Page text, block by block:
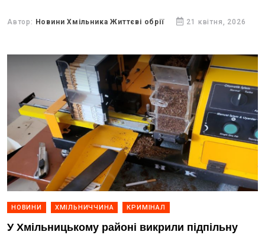
Автор: Новини Хмільника Життєві обрії 21 квітня, 2026
НОВИНИ ХМІЛЬНИЧЧИНА КРИМІНАЛ
У Хмільницькому районі викрили підпільну